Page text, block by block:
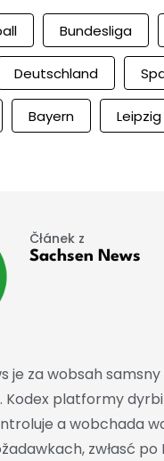
Bundesliga
Deutschland
Bayern Leipzig
Čłánek z
Sachsen News
je za wobsah samsny
platformy dyrbi
a wobchada
zwłasć po